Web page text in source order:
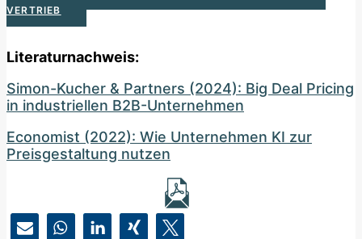
VERTRIEB
Literaturnachweis:
Simon-Kucher & Partners (2024): Big Deal Pricing
in industriellen B2B-Unternehmen
Economist (2022): Wie Unternehmen KI zur
Preisgestaltung nutzen